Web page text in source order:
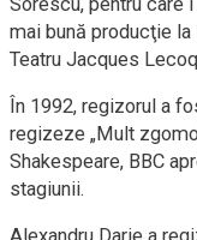
Sorescu, pentru care
mai bună producţie
Teatru Jacques
În 1992, regizorul a
regizeze „Mult
Shakespeare, BBC
stagiunii.